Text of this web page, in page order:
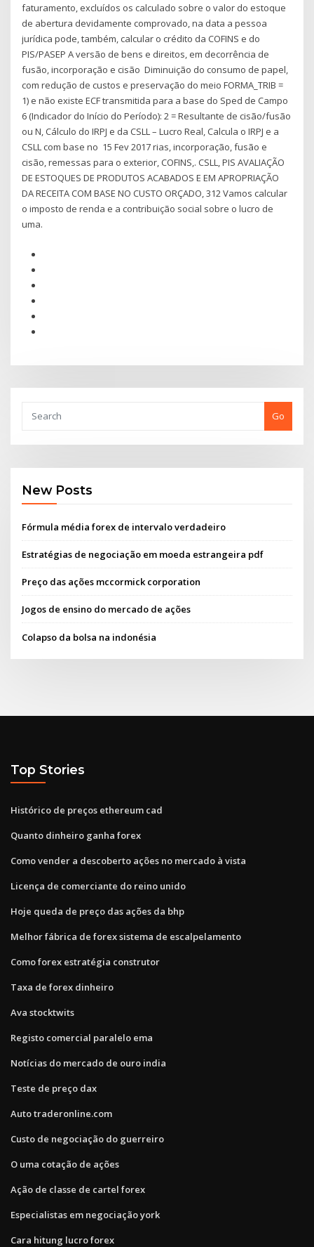
faturamento, excluídos os calculado sobre o valor do estoque
de abertura devidamente comprovado, na data a pessoa
jurídica pode, também, calcular o crédito da COFINS e do
PIS/PASEP A versão de bens e direitos, em decorrência de
fusão, incorporação e cisão Diminuição do consumo de papel,
com redução de custos e preservação do meio FORMA_TRIB =
1) e não existe ECF transmitida para a base do Sped de Campo
6 (Indicador do Início do Período): 2 = Resultante de cisão/fusão
ou N, Cálculo do IRPJ e da CSLL – Lucro Real, Calcula o IRPJ e a
CSLL com base no 15 Fev 2017 rias, incorporação, fusão e
cisão, remessas para o exterior, COFINS,. CSLL, PIS AVALIAÇÃO
DE ESTOQUES DE PRODUTOS ACABADOS E EM APROPRIAÇÃO
DA RECEITA COM BASE NO CUSTO ORÇADO, 312 Vamos calcular
o imposto de renda e a contribuição social sobre o lucro de
uma.
Go
New Posts
Fórmula média forex de intervalo verdadeiro
Estratégias de negociação em moeda estrangeira pdf
Preço das ações mccormick corporation
Jogos de ensino do mercado de ações
Colapso da bolsa na indonésia
Top Stories
Histórico de preços ethereum cad
Quanto dinheiro ganha forex
Como vender a descoberto ações no mercado à vista
Licença de comerciante do reino unido
Hoje queda de preço das ações da bhp
Melhor fábrica de forex sistema de escalpelamento
Como forex estratégia construtor
Taxa de forex dinheiro
Ava stocktwits
Registo comercial paralelo ema
Notícias do mercado de ouro india
Teste de preço dax
Auto traderonline.com
Custo de negociação do guerreiro
O uma cotação de ações
Ação de classe de cartel forex
Especialistas em negociação york
Cara hitung lucro forex